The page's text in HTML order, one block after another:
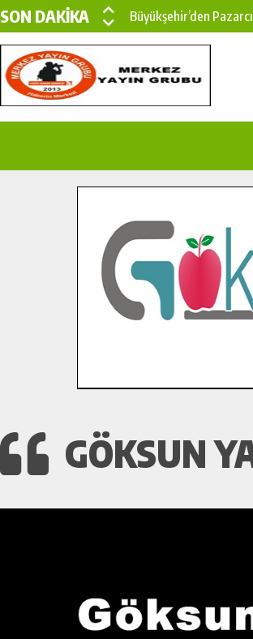
SON DAKİKA
Büyükşehir’den
Büyükşehir’den
Çin’den KSÜ’ye
İlçe Jandarma
Bertiz’in Yeni
GÖKSUN